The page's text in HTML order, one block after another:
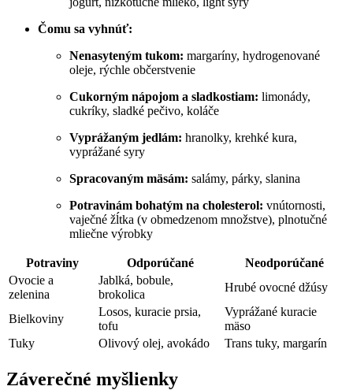
Čomu sa vyhnúť:
Nenasyteným tukom: margaríny, hydrogenované
oleje, rýchle občerstvenie
Cukorným nápojom a sladkostiam: limonády,
‍cukríky, sladké pečivo, koláče
Vyprážaným jedlám: hranolky, krehké kura,⁤
vyprážané syry
Spracovaným mäsám: salámy,‍ párky, slanina
Potravinám ‌bohatým na cholesterol: vnútornosti,
vaječné žĺtka (v obmedzenom množstve), plnotučné
mliečne ⁤výrobky
Potraviny Odporúčané
Neodporúčané
Ovocie ​a
zelenina
Jablká, bobule,
brokolica
Hrubé ovocné džúsy
Bielkoviny
Losos, ‍kuracie​ prsia,
tofu
Vyprážané kuracie
mäso
Tuky
Olivový olej, avokádo Trans tuky, margarín
Záverečné myšlienky